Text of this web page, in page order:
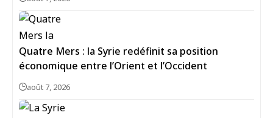
Quatre Mers : la Syrie redéfinit sa position
économique entre l’Orient et l’Occident
août 7, 2026